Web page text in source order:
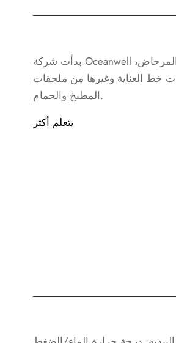
بدأت شركة Oceanwell في عام 2004، وهي متخصصة في مجال مقعد المرحاض،
خط العناية وغيرها من ملحقات
المطبخ والحمام.
يتعلم أكثر